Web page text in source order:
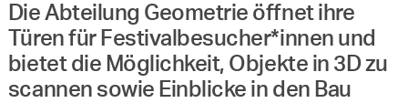
Die Abteilung Geometrie öffnet ihre
Türen für Festivalbesucher*innen und
bietet die Möglichkeit, Objekte in 3D zu
scannen sowie Einblicke in den Bau